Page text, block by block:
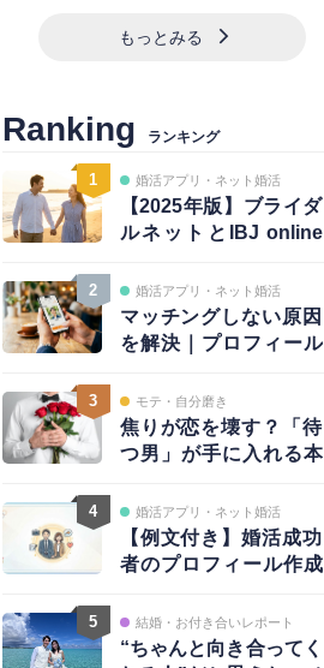
もっとみる
Ranking ランキング
1 婚活アプリ・ネット婚活
【2025年版】ブライダ
ルネットとIBJ online
い方と注意点
2 婚活アプリ・ネット婚活
マッチングしない原因
を解決｜プロフィール
編～
3 モテ・自分磨き
焦りが恋を壊す？「待
つ男」が手に入れる本
自信
4 婚活アプリ・ネット婚活
【例文付き】婚活成功
者のプロフィール作成
アプローチ戦略まで完
全ガイド
5 結婚・お付き合いレポート
“ちゃんと向き合ってく